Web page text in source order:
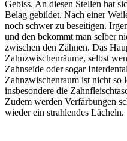
Gebiss. An diesen Stellen hat
Belag gebildet. Nach einer
noch schwer zu beseitigen.
und den bekommt man selber
zwischen den Zähnen. Das
Zahnzwischenräume, selbst
Zahnseide oder sogar
Zahnzwischenraum ist nicht so
insbesondere die
Zudem werden Verfärbungen
wieder ein strahlendes Lächeln.